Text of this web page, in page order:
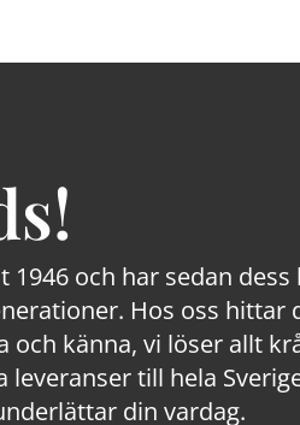
och har sedan dess
Hos oss hittar
känna, vi löser allt
till hela
din vardag.